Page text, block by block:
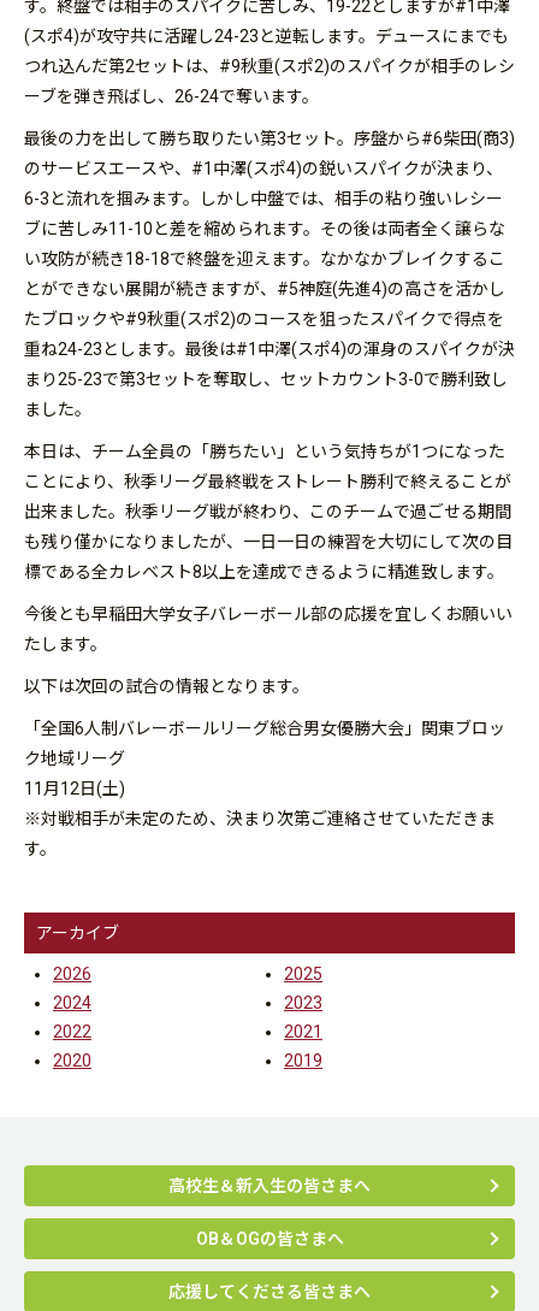
す。終盤では相手のスパイクに苦しみ、19-22としますが#1中澤
(スポ4)が攻守共に活躍し24-23と逆転します。デュースにまでも
つれ込んだ第2セットは、#9秋重(スポ2)のスパイクが相手のレシ
ーブを弾き飛ばし、26-24で奪います。
最後の力を出して勝ち取りたい第3セット。序盤から#6柴田(商3)
のサービスエースや、#1中澤(スポ4)の鋭いスパイクが決まり、
6-3と流れを掴みます。しかし中盤では、相手の粘り強いレシー
ブに苦しみ11-10と差を縮められます。その後は両者全く譲らな
い攻防が続き18-18で終盤を迎えます。なかなかブレイクするこ
とができない展開が続きますが、#5神庭(先進4)の高さを活かし
たブロックや#9秋重(スポ2)のコースを狙ったスパイクで得点を
重ね24-23とします。最後は#1中澤(スポ4)の渾身のスパイクが決
まり25-23で第3セットを奪取し、セットカウント3-0で勝利致し
ました。
本日は、チーム全員の「勝ちたい」という気持ちが1つになった
ことにより、秋季リーグ最終戦をストレート勝利で終えることが
出来ました。秋季リーグ戦が終わり、このチームで過ごせる期間
も残り僅かになりましたが、一日一日の練習を大切にして次の目
標である全カレベスト8以上を達成できるように精進致します。
今後とも早稲田大学女子バレーボール部の応援を宜しくお願いい
たします。
以下は次回の試合の情報となります。
「全国6人制バレーボールリーグ総合男女優勝大会」関東ブロッ
ク地域リーグ
11月12日(土)
※対戦相手が未定のため、決まり次第ご連絡させていただきま
す。
アーカイブ
2026
2025
2024
2023
2022
2021
2020
2019
高校生＆新入生の皆さまへ
OB＆OGの皆さまへ
応援してくださる皆さまへ